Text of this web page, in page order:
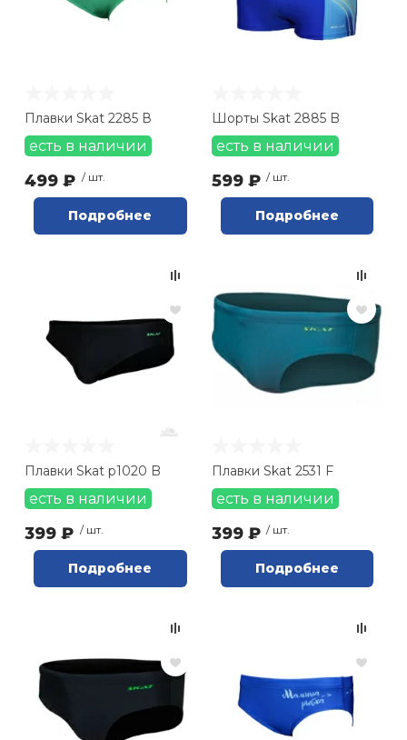
Плавки Skat 2285 В
есть в наличии
499 ₽ / шт.
Подробнее
Шорты Skat 2885 B
есть в наличии
599 ₽ / шт.
Подробнее
Плавки Skat р1020 B
есть в наличии
399 ₽ / шт.
Подробнее
Плавки Skat 2531 F
есть в наличии
399 ₽ / шт.
Подробнее